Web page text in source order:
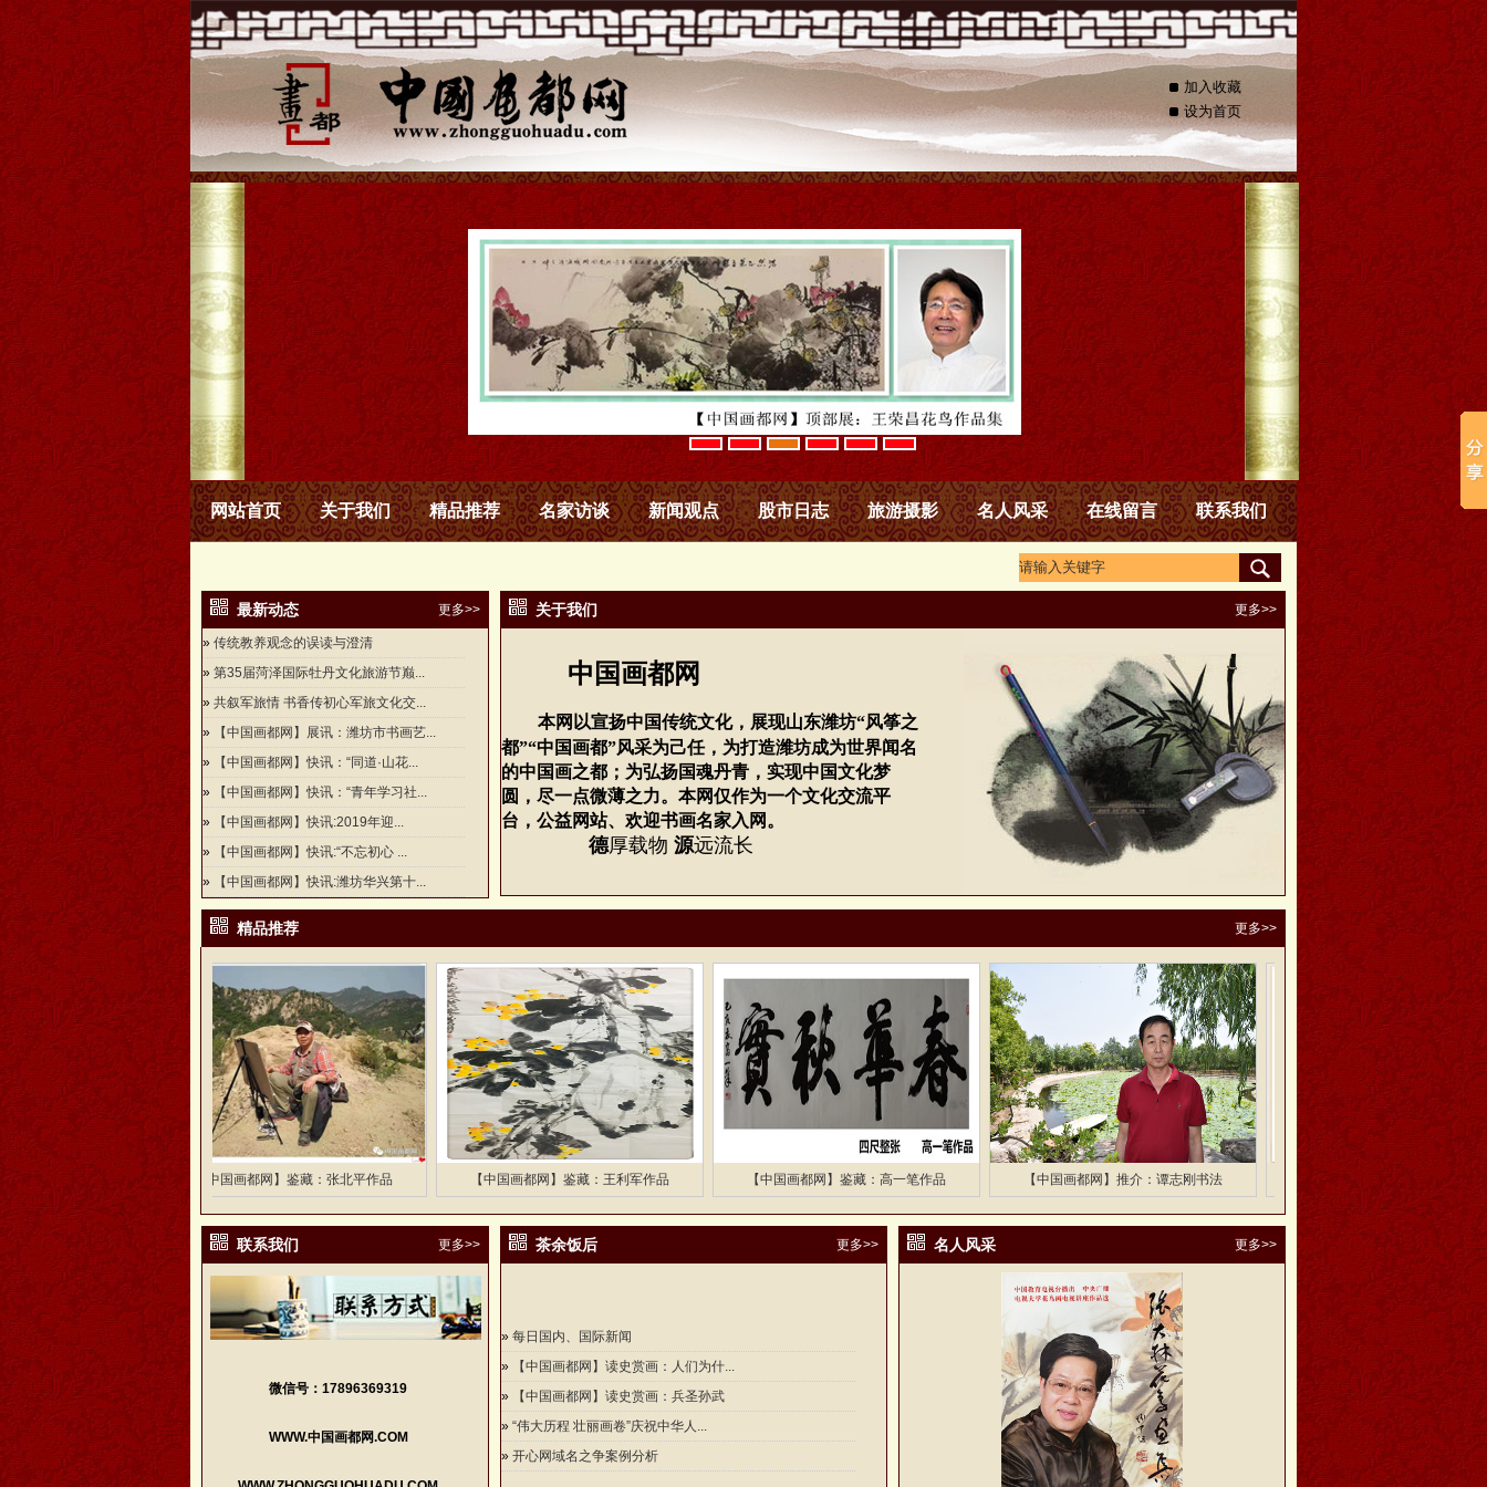
加入收藏
设为首页
网站首页 关于我们 精品推荐 名家访谈 新闻观点 股市日志 旅游摄影 名人风采 在线留言 联系我们
最新动态 更多>>
» 传统教养观念的误读与澄清
» 第35届菏泽国际牡丹文化旅游节巅...
» 共叙军旅情 书香传初心军旅文化交...
»
【中国画都网】展讯：潍坊市书画艺...
»
【中国画都网】快讯：“同道·山花...
»
【中国画都网】快讯：“青年学习社...
»
【中国画都网】快讯:2019年迎...
»
【中国画都网】快讯:“不忘初心 ...
»
【中国画都网】快讯:潍坊华兴第十...
关于我们 更多>>
中国画都网
本网 以宣扬中国传统文化，展现山东潍坊“风筝之
都”“中国画都”风采为己任，为打造潍坊成为世界闻名
的中国画之都；为弘扬国魂丹青，实现中国文化梦
圆， 尽一点微薄之力。 本网仅作为一个文化交流平
台，公益网站、欢迎书画名家入网。
德厚载物 源远流长
精品推荐 更多>>
环保科技有限公司 【中国画都网】鉴藏：张北平作品 【中国画都网】鉴藏：王利军作品 【中国画都网】鉴藏：高一笔作品 【中国画都网】推介：谭志刚书法
【中国画都网】鉴藏：共和国同龄人刘林
画作品
联系我们 更多>>
微信号：17896369319
WWW.中国画都网.COM
茶余饭后 更多>>
» 每日国内、国际新闻
»
【中国画都网】读史赏画：人们为什...
»
【中国画都网】读史赏画：兵圣孙武
» “伟大历程 壮丽画卷”庆祝中华人...
» 开心网域名之争案例分析
名人风采 更多>>